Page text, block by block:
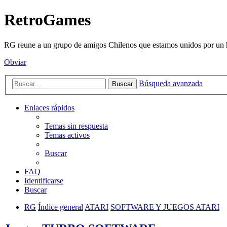
RetroGames
RG reune a un grupo de amigos Chilenos que estamos unidos por
Obviar
Buscar Búsqueda avanzada
Enlaces rápidos
Temas sin respuesta
Temas activos
Buscar
FAQ
Identificarse
Buscar
RG Índice generalATARI SOFTWARE Y JUEGOS ATARI